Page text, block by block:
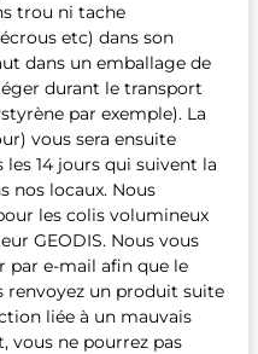
trou ni tache
etc) dans son
dans un emballage de
durant le transport
par exemple). La
vous sera ensuite
14 jours qui suivent la
nos locaux. Nous
les colis volumineux
GEODIS. Nous vous
par e-mail afin que le
renvoyez un produit suite
liée à un mauvais
vous ne pourrez pas